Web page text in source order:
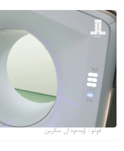
فوتو: ۆيدەودان سكرين